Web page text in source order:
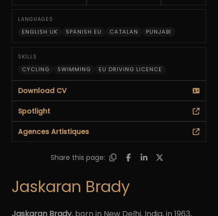
LANGUAGES
ENGLISH UK SPANISH EU CATALAN PUNJABI
SKILLS
CYCLING SWIMMING EU DRIVING LICENCE
Download CV
Spotlight
Agences Artistiques
Share this page:
Jaskaran Brady